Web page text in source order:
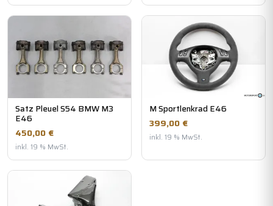
Satz Pleuel S54 BMW M3
E46
450,00 €
inkl. 19 % MwSt.
M Sportlenkrad E46
399,00 €
inkl. 19 % MwSt.